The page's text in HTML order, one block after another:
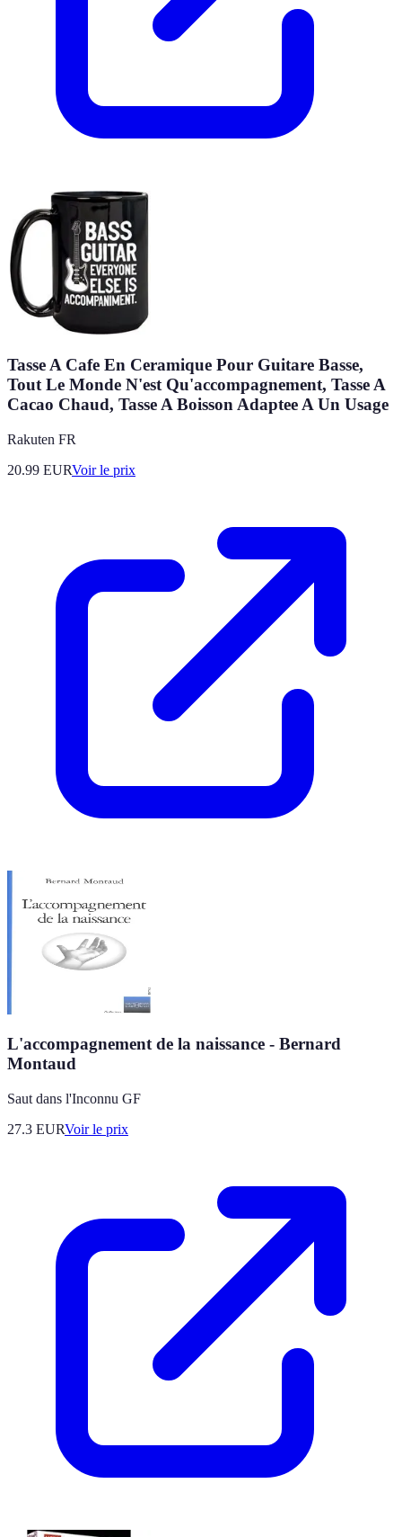
Tasse A Cafe En Ceramique Pour Guitare Basse,
Tout Le Monde N'est Qu'accompagnement, Tasse A
Cacao Chaud, Tasse A Boisson Adaptee A Un Usage
Rakuten FR
20.99 EURVoir le prix
L'accompagnement de la naissance - Bernard
Montaud
Saut dans l'Inconnu GF
27.3 EURVoir le prix